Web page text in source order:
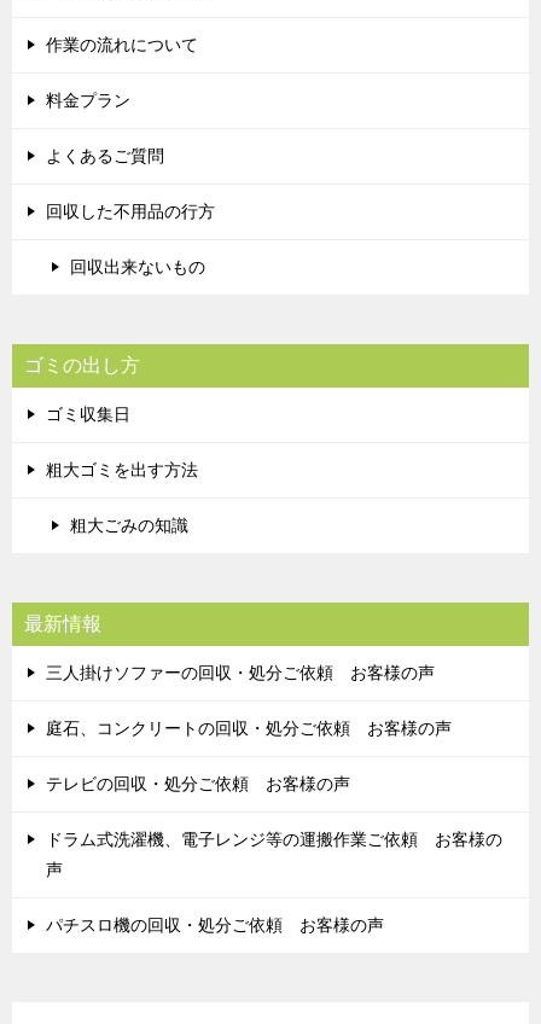
作業の流れについて
料金プラン
よくあるご質問
回収した不用品の行方
回収出来ないもの
ゴミの出し方
ゴミ収集日
粗大ゴミを出す方法
粗大ごみの知識
最新情報
三人掛けソファーの回収・処分ご依頼 お客様の声
庭石、コンクリートの回収・処分ご依頼 お客様の声
テレビの回収・処分ご依頼 お客様の声
ドラム式洗濯機、電子レンジ等の運搬作業ご依頼 お客様の
声
パチスロ機の回収・処分ご依頼 お客様の声